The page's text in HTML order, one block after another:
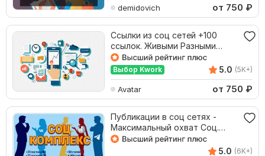
demidovich от 750 ₽
Ссылки из соц сетей +100
ссылок. Живыми Разными
Людьми
Выбор Kwork 5.0 (5K+)
Avatar от 750 ₽
Публикации в соц сетях -
Максимальный охват Соц.
Сигналов и Масс-Медиа
5.0 (6K+)